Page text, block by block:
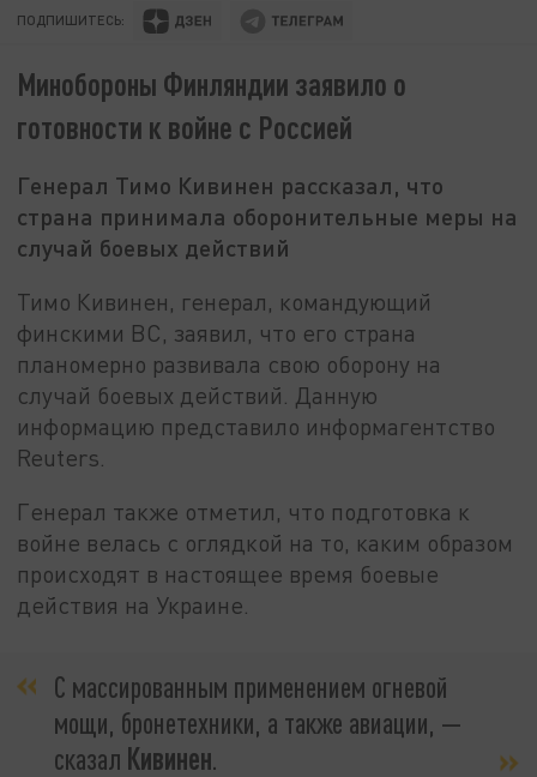
ПОДПИШИТЕСЬ:
Минобороны Финляндии заявило о
готовности к войне с Россией
Генерал Тимо Кивинен рассказал, что
страна принимала оборонительные меры на
случай боевых действий
Тимо Кивинен, генерал, командующий
финскими ВС, заявил, что его страна
планомерно развивала свою оборону на
случай боевых действий. Данную
информацию представило информагентство
Reuters.
Генерал также отметил, что подготовка к
войне велась с оглядкой на то, каким образом
происходят в настоящее время боевые
действия на Украине.
С массированным применением огневой
мощи, бронетехники, а также авиации, —
сказал Кивинен.